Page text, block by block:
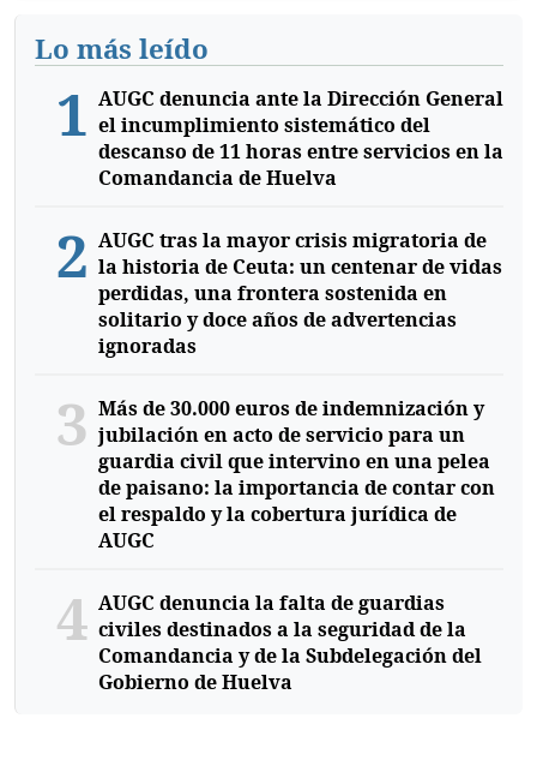
Lo más leído
1 AUGC denuncia ante la Dirección General
el incumplimiento sistemático del
descanso de 11 horas entre servicios en la
Comandancia de Huelva
2 AUGC tras la mayor crisis migratoria de
la historia de Ceuta: un centenar de vidas
perdidas, una frontera sostenida en
solitario y doce años de advertencias
ignoradas
3 Más de 30.000 euros de indemnización y
jubilación en acto de servicio para un
guardia civil que intervino en una pelea
de paisano: la importancia de contar con
el respaldo y la cobertura jurídica de
AUGC
4 AUGC denuncia la falta de guardias
civiles destinados a la seguridad de la
Comandancia y de la Subdelegación del
Gobierno de Huelva